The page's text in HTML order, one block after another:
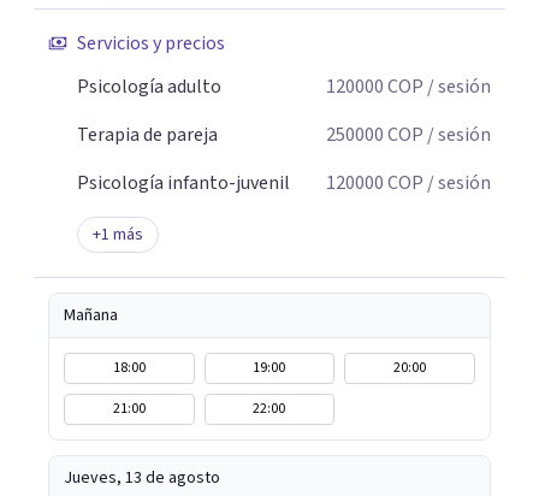
Servicios y precios
Psicología adulto
120000COP / sesión
Terapia de pareja
250000COP / sesión
Psicología infanto-juvenil
120000COP / sesión
+1 más
Mañana
18:00 19:00
20:00
21:00
22:00
Jueves, 13 de agosto